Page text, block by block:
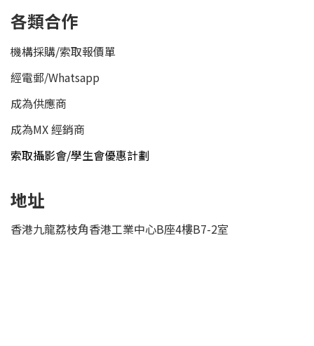
各類合作
機構採購/索取報價單
經電郵/Whatsapp
成為供應商
成為MX 經銷商
索取攝影會/學生會優惠計劃
地址
香港九龍荔枝角香港工業中心B座4樓B7-2室